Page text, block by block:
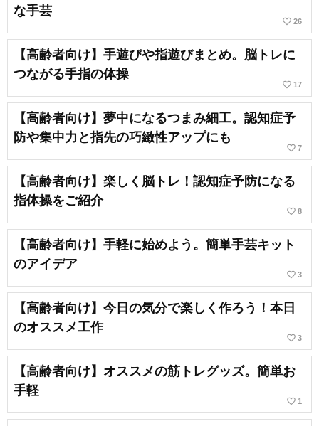
な手芸
favorite_border 26
【高齢者向け】手遊びや指遊びまとめ。脳トレに
つながる手指の体操
favorite_border 17
【高齢者向け】夢中になるつまみ細工。認知症予
防や集中力と指先の巧緻性アップにも
favorite_border 7
【高齢者向け】楽しく脳トレ！認知症予防になる
指体操をご紹介
favorite_border 8
【高齢者向け】手軽に始めよう。簡単手芸キット
のアイデア
favorite_border 3
【高齢者向け】今日の気分で楽しく作ろう！本日
のオススメ工作
favorite_border 3
【高齢者向け】オススメの筋トレグッズ。簡単お
手軽
favorite_border 1